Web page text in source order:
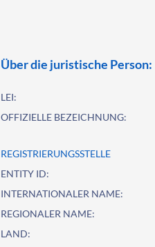
Über die juristische Person:
LEI:
OFFIZIELLE BEZEICHNUNG:
REGISTRIERUNGSSTELLE
ENTITY ID:
INTERNATIONALER NAME:
REGIONALER NAME:
LAND: